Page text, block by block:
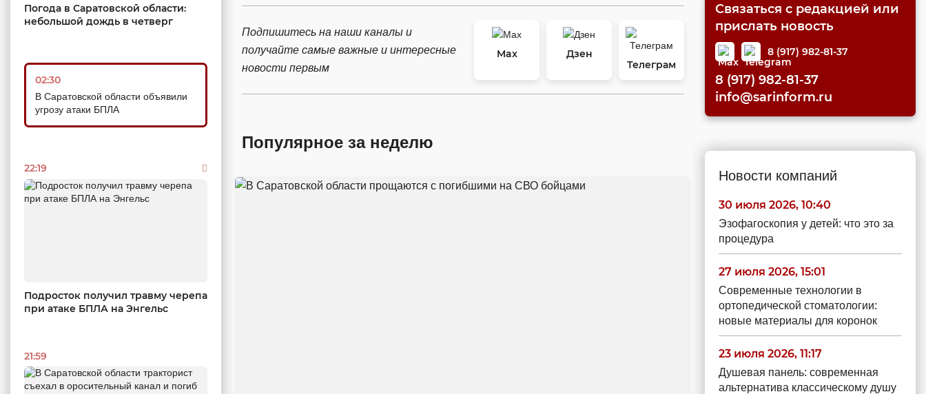
Погода в Саратовской области:
небольшой дождь в четверг
02:30
В Саратовской области объявили
угрозу атаки БПЛА
22:19
Подросток получил травму черепа
при атаке БПЛА на Энгельс
21:59
Подпишитесь на наши каналы и
получайте самые важные и интересные
новости первым
Max
Дзен
Телеграм
Популярное за неделю
Связаться с редакцией или
прислать новость
8 (917) 982-81-37
8 (917) 982-81-37
info@sarinform.ru
Новости компаний
30 июля 2026, 10:40
Эзофагоскопия у детей: что это за
процедура
27 июля 2026, 15:01
Современные технологии в
ортопедической стоматологии:
новые материалы для коронок
23 июля 2026, 11:17
Душевая панель: современная
альтернатива классическому душу